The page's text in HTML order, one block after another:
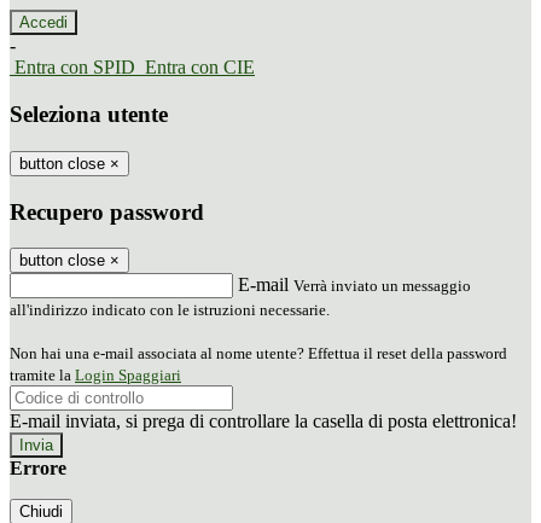
-
Entra con SPID Entra con CIE
Seleziona utente
button close ×
Recupero password
button close ×
E-mail Verrà inviato un messaggio
all'indirizzo indicato con le istruzioni necessarie.
Non hai una e-mail associata al nome utente? Effettua il reset della password
tramite la Login Spaggiari
E-mail inviata, si prega di controllare la casella di posta elettronica!
Errore
Chiudi